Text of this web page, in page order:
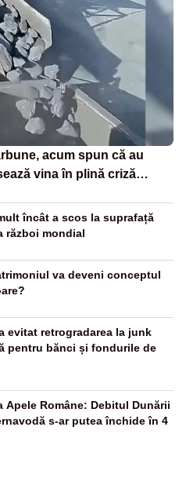
acum spun că au
vina în plină criză
încât a scos la suprafață
război mondial
va deveni conceptul
evitat retrogradarea la junk
pentru bănci și fondurile de
Apele Române: Debitul Dunării
s-ar putea închide în 4